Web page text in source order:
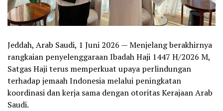
Jeddah, Arab Saudi, 1 Juni 2026 — Menjelang berakhirnya
rangkaian penyelenggaraan Ibadah Haji 1447 H/2026 M,
Satgas Haji terus memperkuat upaya perlindungan
terhadap jemaah Indonesia melalui peningkatan
koordinasi dan kerja sama dengan otoritas Kerajaan Arab
Saudi.